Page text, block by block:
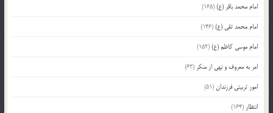
امام محمد باقر (ع)(165)
امام محمد تقی (ع)(146)
امام موسی کاظم (ع)(152)
امر به معروف و نهی از منکر (63)
امور تربیتی فرزندان(51)
انتظار (164)